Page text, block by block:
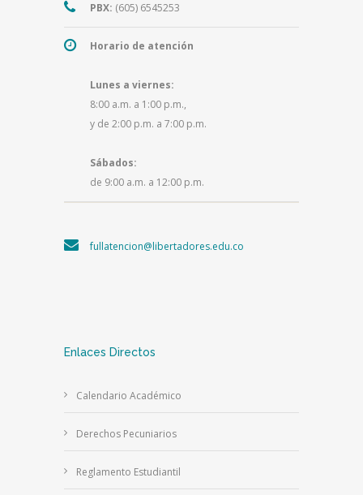
PBX: (605) 6545253
Horario de atención
Lunes a viernes:
8:00 a.m. a 1:00 p.m.,
y de 2:00 p.m. a 7:00 p.m.
Sábados:
de 9:00 a.m. a 12:00 p.m.
fullatencion@libertadores.edu.co
Enlaces Directos
Calendario Académico
Derechos Pecuniarios
Reglamento Estudiantil